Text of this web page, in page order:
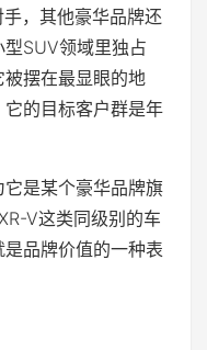
，其他豪华品牌还
SUV领域里独占
摆在最显眼的地
的目标客户群是年
是某个豪华品牌旗
V这类同级别的车
品牌价值的一种表